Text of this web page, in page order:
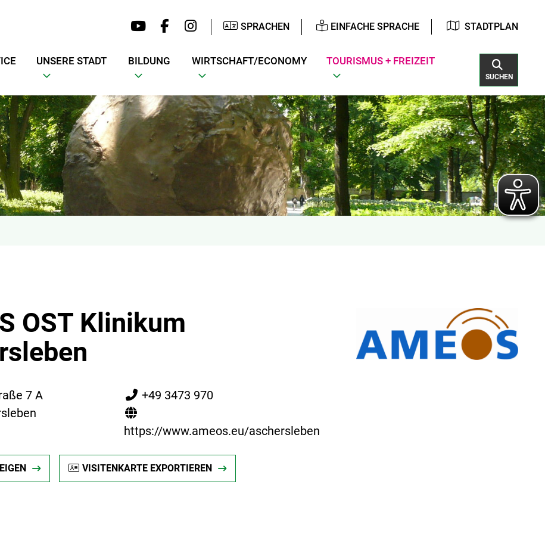
SPRACHEN EINFACHE SPRACHE STADTPLAN
UNSERE STADT BILDUNG WIRTSCHAFT/ECONOMY TOURISMUS + FREIZEIT
SUCHEN
OST Klinikum
7 A
+49 3473 970
https://www.ameos.eu/aschersleben
VISITENKARTE EXPORTIEREN